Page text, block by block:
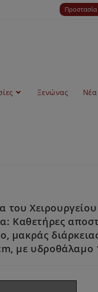
Ξενώνας Νέα
του
Καθετήρες
με υδροθάλαμο